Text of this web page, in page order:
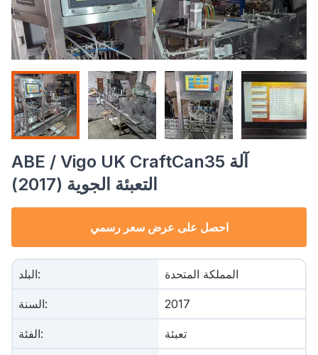
ABE / Vigo UK CraftCan35 آلة
التعبئة الجوية (2017)
احصل على عرض سعر رسمي
البلد: المملكة المتحدة
السنة: 2017
الفئة: تعبئة